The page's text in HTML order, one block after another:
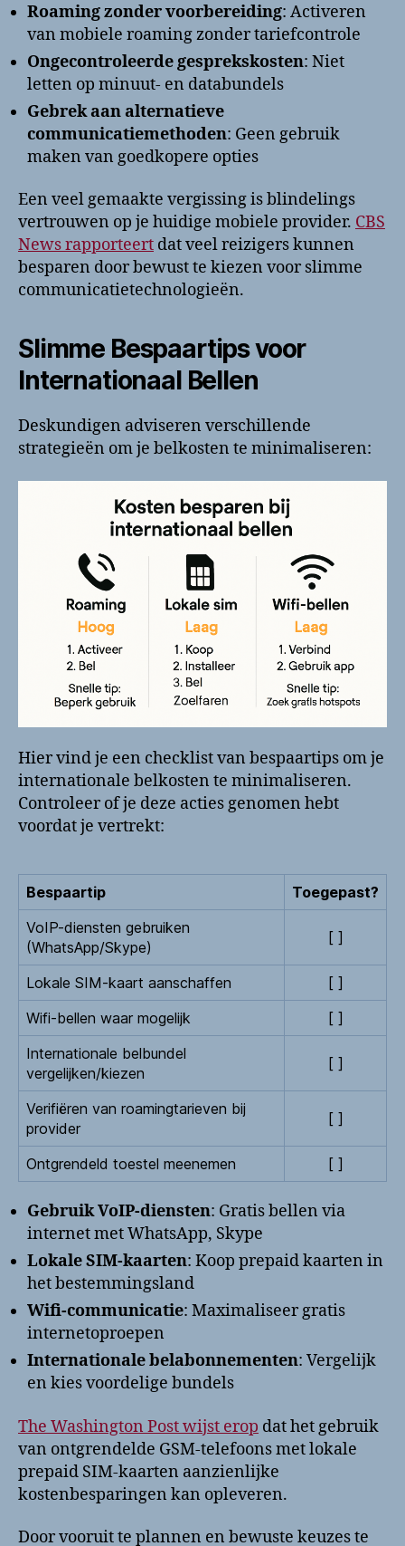
Roaming zonder voorbereiding: Activeren
van mobiele roaming zonder tariefcontrole
Ongecontroleerde gesprekskosten: Niet
letten op minuut- en databundels
Gebrek aan alternatieve
communicatiemethoden: Geen gebruik
maken van goedkopere opties
Een veel gemaakte vergissing is blindelings
vertrouwen op je huidige mobiele provider. CBS
News rapporteert dat veel reizigers kunnen
besparen door bewust te kiezen voor slimme
communicatietechnologieën.
Slimme Bespaartips voor
Internationaal Bellen
Deskundigen adviseren verschillende
strategieën om je belkosten te minimaliseren:
Hier vind je een checklist van bespaartips om je
internationale belkosten te minimaliseren.
Controleer of je deze acties genomen hebt
voordat je vertrekt:
Bespaartip
Toegepast?
VoIP-diensten gebruiken
(WhatsApp/Skype)
[ ]
Lokale SIM-kaart aanschaffen
[ ]
Wifi-bellen waar mogelijk
[ ]
Internationale belbundel
vergelijken/kiezen
[ ]
Verifiëren van roamingtarieven bij
provider
[ ]
Ontgrendeld toestel meenemen [ ]
Gebruik VoIP-diensten: Gratis bellen via
internet met WhatsApp, Skype
Lokale SIM-kaarten: Koop prepaid kaarten in
het bestemmingsland
Wifi-communicatie: Maximaliseer gratis
internetoproepen
Internationale belabonnementen: Vergelijk
en kies voordelige bundels
The Washington Post wijst erop dat het gebruik
van ontgrendelde GSM-telefoons met lokale
prepaid SIM-kaarten aanzienlijke
kostenbesparingen kan opleveren.
Door vooruit te plannen en bewuste keuzes te